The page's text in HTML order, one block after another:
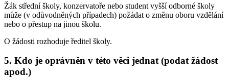
Žák střední školy, konzervatoře nebo student vyšší odborné školy
může (v odůvodněných případech) požádat o změnu oboru vzdělání
nebo o přestup na jinou školu.
O žádosti rozhoduje ředitel školy.
5. Kdo je oprávněn v této věci jednat (podat žádost
apod.)